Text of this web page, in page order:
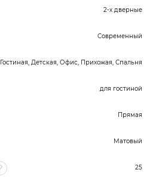
2-х дверные
Современный
Гостиная, Детская, Офис, Прихожая, Спальня
для гостиной
Прямая
Матовый
25